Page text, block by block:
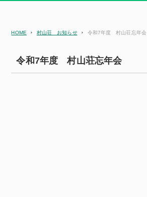
HOME 村山荘 お知らせ 令和7年度 村山荘忘年会
令和7年度 村山荘忘年会